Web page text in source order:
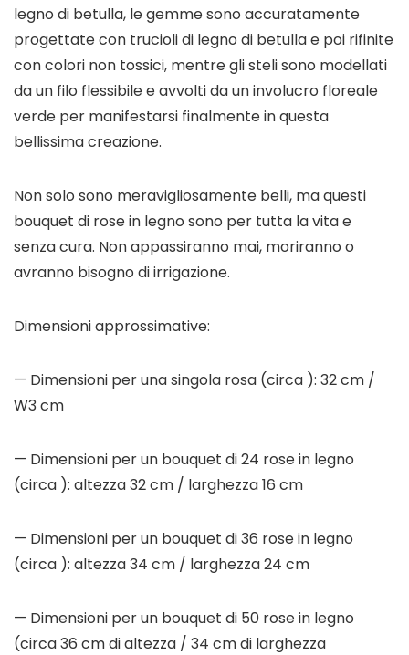
legno di betulla, le gemme sono accuratamente
progettate con trucioli di legno di betulla e poi rifinite
con colori non tossici, mentre gli steli sono modellati
da un filo flessibile e avvolti da un involucro floreale
verde per manifestarsi finalmente in questa
bellissima creazione.
Non solo sono meravigliosamente belli, ma questi
bouquet di rose in legno sono per tutta la vita e
senza cura. Non appassiranno mai, moriranno o
avranno bisogno di irrigazione.
Dimensioni approssimative:
— Dimensioni per una singola rosa (circa ): 32 cm /
W3 cm
— Dimensioni per un bouquet di 24 rose in legno
(circa ): altezza 32 cm / larghezza 16 cm
— Dimensioni per un bouquet di 36 rose in legno
(circa ): altezza 34 cm / larghezza 24 cm
— Dimensioni per un bouquet di 50 rose in legno
(circa 36 cm di altezza / 34 cm di larghezza